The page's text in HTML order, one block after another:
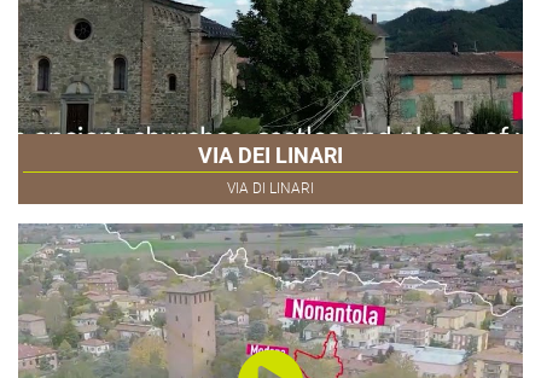
VIA DEI LINARI
VIA DI LINARI